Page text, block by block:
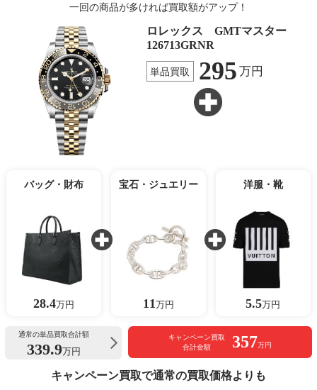
一回の商品が多ければ買取額がアップ！
ロレックス GMTマスター
126713GRNR
単品買取 295 万円
バッグ・財布
28.4万円
宝石・ジュエリー
11 万円
洋服・靴
5.5万円
通常の単品買取合計額
339.9万円
キャンペーン買取
合計金額
357万円
キャンペーン買取で通常の買取価格よりも